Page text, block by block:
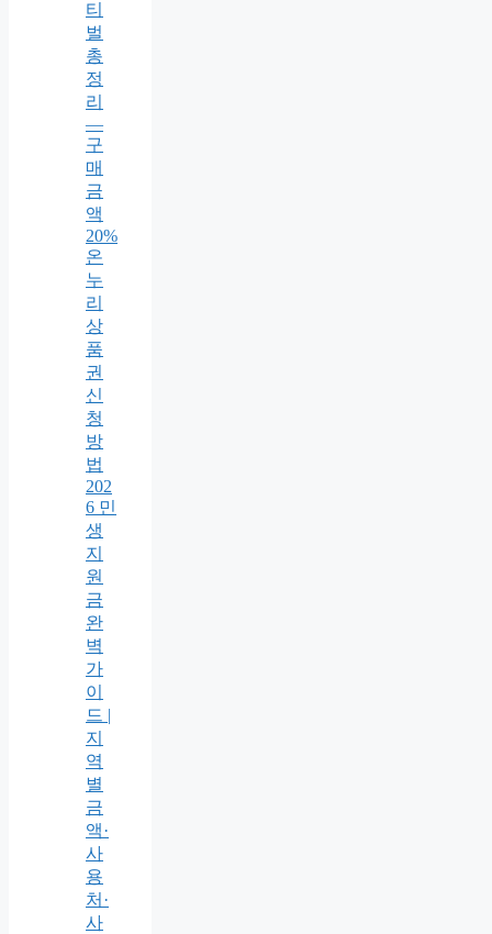
티
벌
총
정
리
—
구
매
금
액
20%
온
누
리
상
품
권
신
청
방
법
202
6 민
생
지
원
금
완
벽
가
이
드 |
지
역
별
금
액·
사
용
처·
사